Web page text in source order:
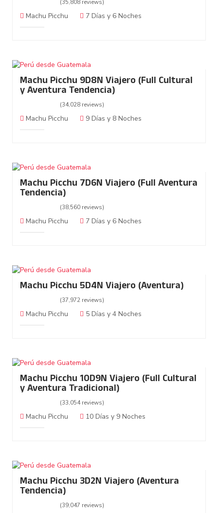
(35,808 reviews)
Machu Picchu 7 Días y 6 Noches
Machu Picchu 9D8N Viajero (Full Cultural
y Aventura Tendencia)
(34,028 reviews)
Machu Picchu 9 Días y 8 Noches
Machu Picchu 7D6N Viajero (Full Aventura
Tendencia)
(38,560 reviews)
Machu Picchu 7 Días y 6 Noches
Machu Picchu 5D4N Viajero (Aventura)
(37,972 reviews)
Machu Picchu 5 Días y 4 Noches
Machu Picchu 10D9N Viajero (Full Cultural
y Aventura Tradicional)
(33,054 reviews)
Machu Picchu 10 Días y 9 Noches
Machu Picchu 3D2N Viajero (Aventura
Tendencia)
(39,047 reviews)